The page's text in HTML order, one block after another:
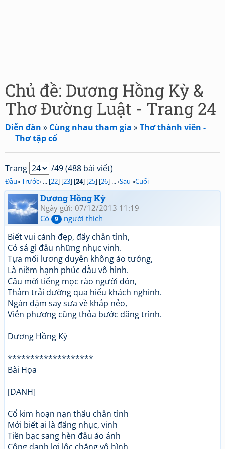
Chủ đề: Dương Hồng Kỳ &
Thơ Đường Luật - Trang 24
Diễn đàn » Cùng nhau tham gia »Thơ thành viên -
Thơ tập cổ
Trang /49 (488 bài viết)
Đầu«Trước‹ ... [22] [23] [24] [25] [26] ... ›Sau »Cuối
Dương Hồng Kỳ
Ngày gửi: 07/12/2013 11:19
Có
9 người thích
Biết vui cảnh đẹp, đấy chân tình,
Có sá gì đâu những nhục vinh.
Tựa mối lương duyên không ảo tưởng,
Là niềm hạnh phúc dẫu vô hình.
Câu mời tiếng mọc rào người đón,
Thảm trải đường qua hiếu khách nghinh.
Ngàn dặm say sưa về khắp nẻo,
Viễn phương cũng thỏa bước đăng trình.
Dương Hồng Kỳ
*******************
Bài Họa
[DANH]
Cổ kim hoạn nạn thấu chân tình
Mới biết ai là đấng nhục, vinh
Tiền bạc sang hèn đâu ảo ảnh